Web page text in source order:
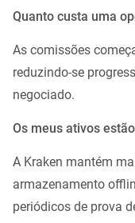
Quanto custa uma
As comissões
reduzindo-se
negociado.
Os meus ativos
A Kraken mantém
armazenamento
periódicos de prova